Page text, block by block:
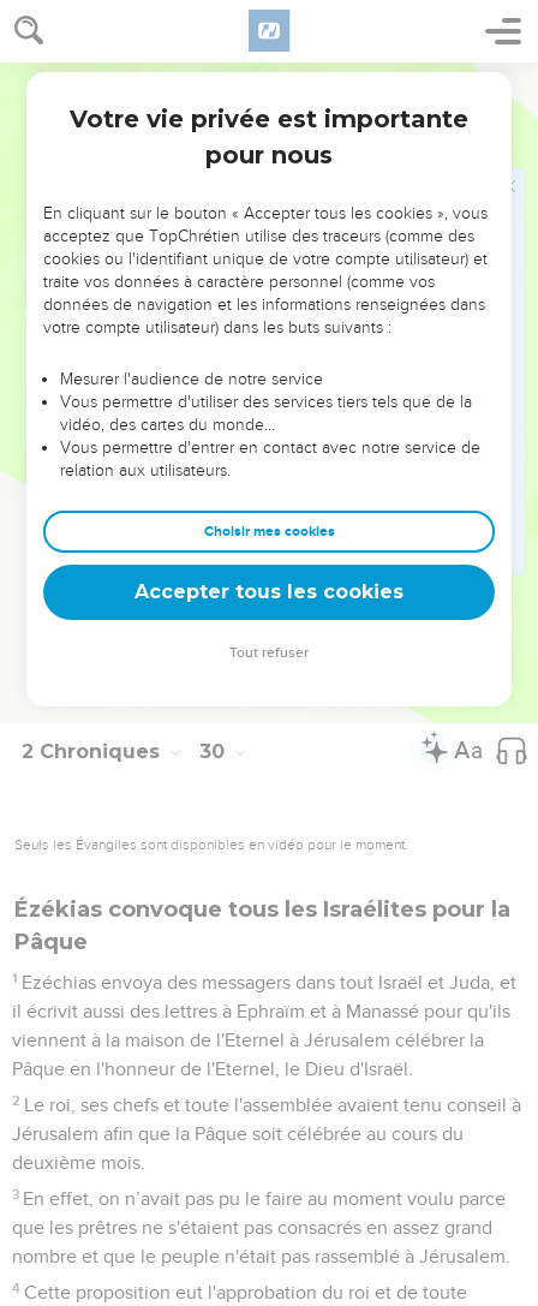
2 Chroniques 29
êtes établis dans vos fonctions au service de l'Eternel,
approchez-vous, amenez des victimes et offrez des
sacrifices de reconnaissance à la maison de l'Eternel. »
L'assemblée amena des victimes et offrit des sacrifices de
reconnaissance, et tous ceux dont le cœur était bien disposé
offrirent des holocaustes.
Le nombre des holocaustes offerts par l'assemblée fut de
70 bœufs, 100 béliers et 200 agneaux. Toutes ces victimes
furent sacrifiées en holocauste à l'Eternel,
et l'on consacra encore 600 bœufs et 3000 brebis.
Mais les prêtres étaient peu nombreux et ils ne parvinrent
pas à enlever la peau de tous les holocaustes ; leurs frères,
les Lévites, les aidèrent jusqu'à ce que la tâche soit terminée
et que les autres prêtres se soient consacrés. En effet, les
Lévites avaient eu un cœur plus droit que les prêtres pour se
consacrer.
Il y avait aussi beaucoup d'holocaustes, avec les graisses
des sacrifices de communion et avec les offrandes liquides
qui accompagnaient les holocaustes. C’est ainsi que le
service de la maison de l'Eternel fut rétabli.
Ezéchias et tout le peuple se réjouirent de ce que Dieu
2 Chroniques 30
Seuls les Évangiles sont disponibles en vidéo pour le moment.
Ézékias convoque tous les Israélites pour la
Pâque
1 Ezéchias envoya des messagers dans tout Israël et Juda, et
il écrivit aussi des lettres à Ephraïm et à Manassé pour qu'ils
viennent à la maison de l'Eternel à Jérusalem célébrer la
Pâque en l'honneur de l'Eternel, le Dieu d'Israël.
2 Le roi, ses chefs et toute l'assemblée avaient tenu conseil à
Jérusalem afin que la Pâque soit célébrée au cours du
deuxième mois.
3 En effet, on n’avait pas pu le faire au moment voulu parce
que les prêtres ne s'étaient pas consacrés en assez grand
nombre et que le peuple n'était pas rassemblé à Jérusalem.
4 Cette proposition eut l'approbation du roi et de toute
Votre vie privée est importante
pour nous
En cliquant sur le bouton « Accepter tous les cookies », vous
acceptez que TopChrétien utilise des traceurs (comme des
cookies ou l'identifiant unique de votre compte utilisateur) et
traite vos données à caractère personnel (comme vos
données de navigation et les informations renseignées dans
votre compte utilisateur) dans les buts suivants :
Mesurer l'audience de notre service
Vous permettre d'utiliser des services tiers tels que de la
vidéo, des cartes du monde…
Vous permettre d'entrer en contact avec notre service de
relation aux utilisateurs.
Choisir mes cookies
Accepter tous les cookies
Tout refuser